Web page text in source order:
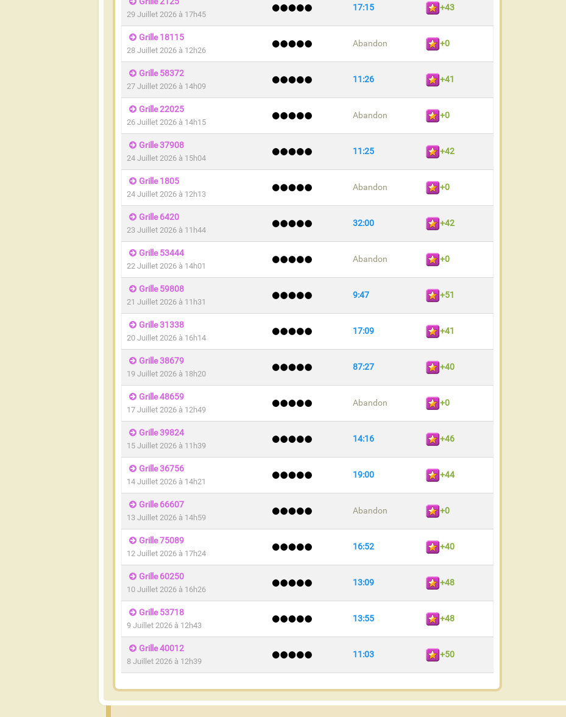
29 Juillet 2026 à 17h45
17:15 +43
Grille 18115
28 Juillet 2026 à 12h26
Abandon +0
Grille 58372
27 Juillet 2026 à 14h09
11:26 +41
Grille 22025
26 Juillet 2026 à 14h15
Abandon +0
Grille 37908
24 Juillet 2026 à 15h04
11:25 +42
Grille 1805
24 Juillet 2026 à 12h13
Abandon +0
Grille 6420
23 Juillet 2026 à 11h44
32:00 +42
Grille 53444
22 Juillet 2026 à 14h01
Abandon +0
Grille 59808
21 Juillet 2026 à 11h31
9:47 +51
Grille 31338
20 Juillet 2026 à 16h14
17:09 +41
Grille 38679
19 Juillet 2026 à 18h20
87:27 +40
Grille 48659
17 Juillet 2026 à 12h49
Abandon +0
Grille 39824
15 Juillet 2026 à 11h39
14:16 +46
Grille 36756
14 Juillet 2026 à 14h21
19:00 +44
Grille 66607
13 Juillet 2026 à 14h59
Abandon +0
Grille 75089
12 Juillet 2026 à 17h24
16:52 +40
Grille 60250
10 Juillet 2026 à 16h26
13:09 +48
Grille 53718
9 Juillet 2026 à 12h43
13:55 +48
Grille 40012
8 Juillet 2026 à 12h39
11:03 +50